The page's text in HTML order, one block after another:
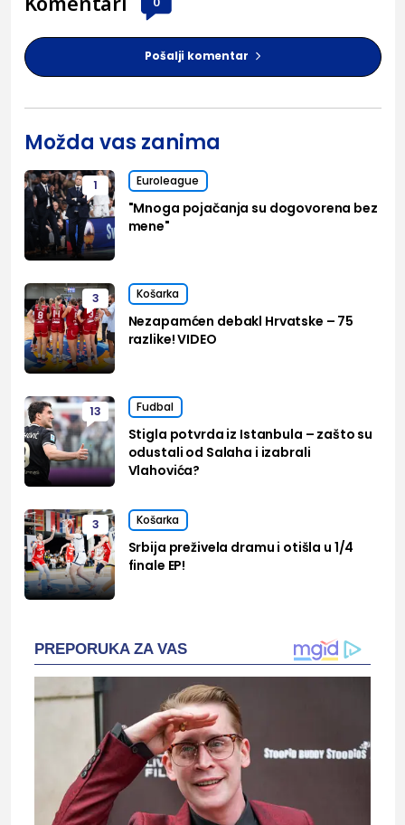
Pošalji komentar
Možda vas zanima
1 Euroleague
"Mnoga pojačanja su dogovorena bez
mene"
3 Košarka
Nezapamćen debakl Hrvatske – 75
razlike! VIDEO
13 Fudbal
Stigla potvrda iz Istanbula – zašto su
odustali od Salaha i izabrali
Vlahovića?
3 Košarka
Srbija preživela dramu i otišla u 1/4
finale EP!
PREPORUKA ZA VAS